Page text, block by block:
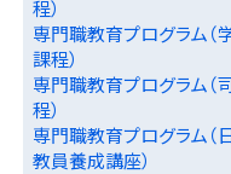
程）
専門職教育プログラム（
課程）
専門職教育プログラム（
程）
専門職教育プログラム（
教員養成講座）